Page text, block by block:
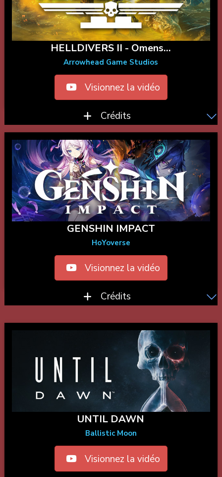
HELLDIVERS II - Omens...
Arrowhead Game Studios
Visionnez la vidéo
Crédits
GENSHIN IMPACT
HoYoverse
Visionnez la vidéo
Crédits
UNTIL DAWN
Ballistic Moon
Visionnez la vidéo